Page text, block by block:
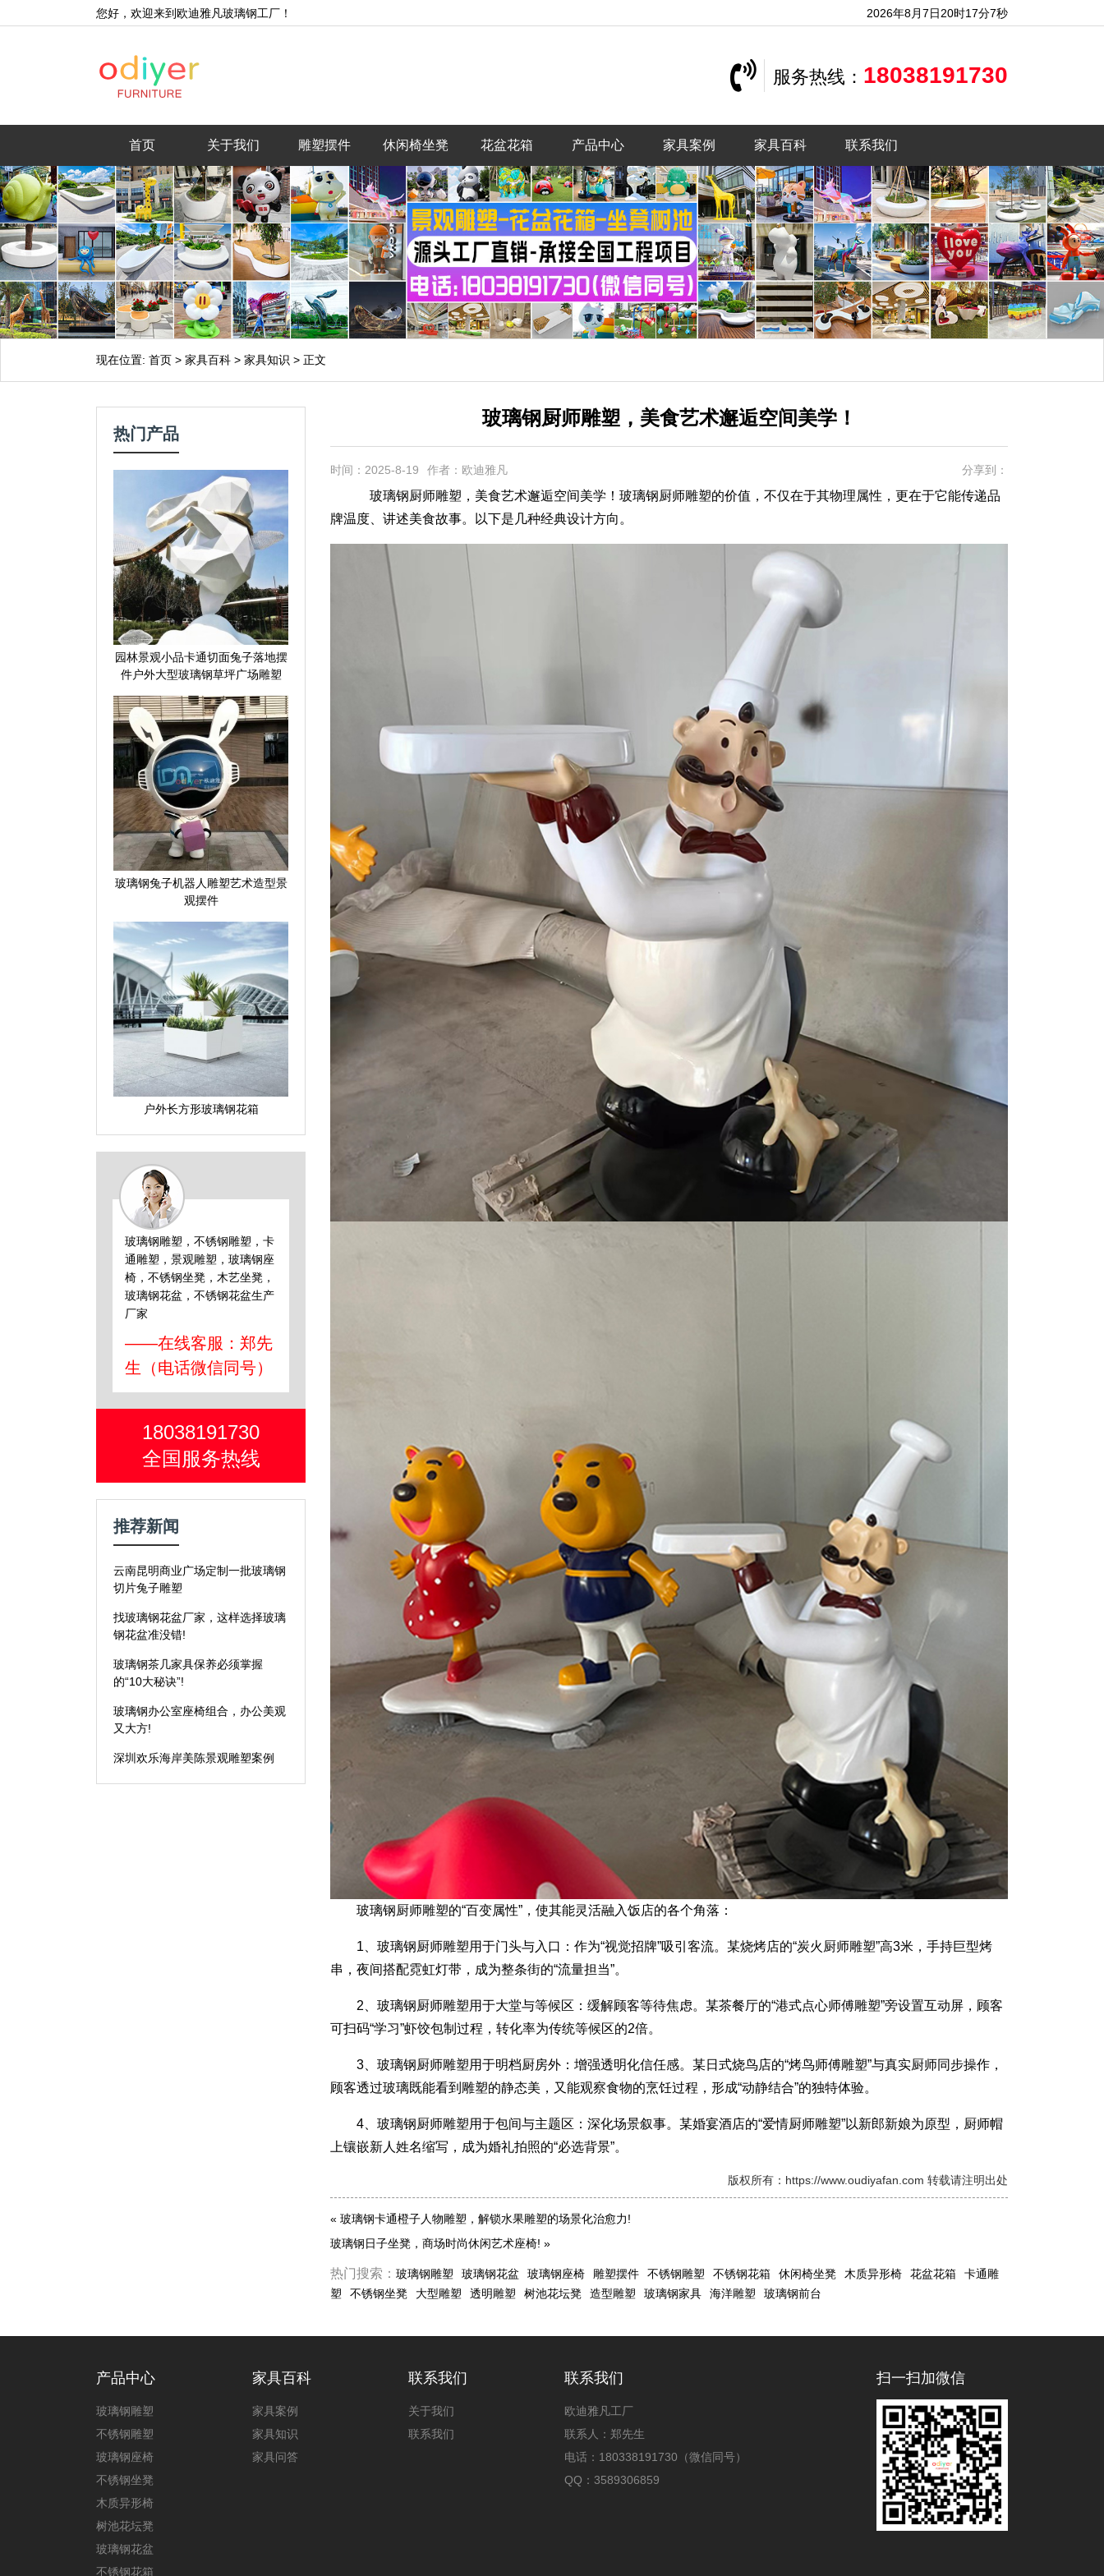
您好，欢迎来到欧迪雅凡玻璃钢工厂！ 2026年8月7日20时17分8秒
服务热线： 18038191730
首页 关于我们 雕塑摆件 休闲椅坐凳 花盆花箱 产品中心 家具案例 家具百科 联系我们
现在位置: 首页 > 家具百科 > 家具知识 > 正文
热门产品
园林景观小品卡通切面兔子落地摆
件户外大型玻璃钢草坪广场雕塑
玻璃钢兔子机器人雕塑艺术造型景
观摆件
户外长方形玻璃钢花箱
玻璃钢雕塑，不锈钢雕塑，卡
通雕塑，景观雕塑，玻璃钢座
椅，不锈钢坐凳，木艺坐凳，
玻璃钢花盆，不锈钢花盆生产
厂家
——在线客服：郑先
生（电话微信同号）
18038191730
全国服务热线
推荐新闻
云南昆明商业广场定制一批玻璃钢
切片兔子雕塑
找玻璃钢花盆厂家，这样选择玻璃
钢花盆准没错!
玻璃钢茶几家具保养必须掌握
的“10大秘诀”!
玻璃钢办公室座椅组合，办公美观
又大方!
深圳欢乐海岸美陈景观雕塑案例
玻璃钢厨师雕塑，美食艺术邂逅空间美学！
时间：2025-8-19 作者：欧迪雅凡 分享到：
玻璃钢厨师雕塑，美食艺术邂逅空间美学！玻璃钢厨师雕塑的价值，不仅在于其物理属性，更在于它能传递品
牌温度、讲述美食故事。以下是几种经典设计方向。
玻璃钢厨师雕塑的“百变属性”，使其能灵活融入饭店的各个角落：
1、玻璃钢厨师雕塑用于门头与入口：作为“视觉招牌”吸引客流。某烧烤店的“炭火厨师雕塑”高3米，手持巨型烤
串，夜间搭配霓虹灯带，成为整条街的“流量担当”。
2、玻璃钢厨师雕塑用于大堂与等候区：缓解顾客等待焦虑。某茶餐厅的“港式点心师傅雕塑”旁设置互动屏，顾客
可扫码“学习”虾饺包制过程，转化率为传统等候区的2倍。
3、玻璃钢厨师雕塑用于明档厨房外：增强透明化信任感。某日式烧鸟店的“烤鸟师傅雕塑”与真实厨师同步操作，
顾客透过玻璃既能看到雕塑的静态美，又能观察食物的烹饪过程，形成“动静结合”的独特体验。
4、玻璃钢厨师雕塑用于包间与主题区：深化场景叙事。某婚宴酒店的“爱情厨师雕塑”以新郎新娘为原型，厨师帽
上镶嵌新人姓名缩写，成为婚礼拍照的“必选背景”。
版权所有：https://www.oudiyafan.com 转载请注明出处
« 玻璃钢卡通橙子人物雕塑，解锁水果雕塑的场景化治愈力!
玻璃钢日子坐凳，商场时尚休闲艺术座椅! »
热门搜索： 玻璃钢雕塑 玻璃钢花盆 玻璃钢座椅 雕塑摆件 不锈钢雕塑 不锈钢花箱 休闲椅坐凳 木质异形椅 花盆花箱
卡通雕
塑
不锈钢坐凳 大型雕塑 透明雕塑 树池花坛凳 造型雕塑 玻璃钢家具 海洋雕塑 玻璃钢前台
产品中心
玻璃钢雕塑
不锈钢雕塑
玻璃钢座椅
不锈钢坐凳
木质异形椅
树池花坛凳
玻璃钢花盆
不锈钢花箱
家具百科
家具案例
家具知识
家具问答
联系我们
关于我们
联系我们
联系我们
欧迪雅凡工厂
联系人：郑先生
电话：180338191730（微信同号）
QQ：3589306859
扫一扫加微信